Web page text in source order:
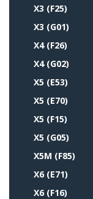
X3 (F25)
X3 (G01)
X4 (F26)
X4 (G02)
X5 (E53)
X5 (E70)
X5 (F15)
X5 (G05)
X5M (F85)
X6 (E71)
X6 (F16)